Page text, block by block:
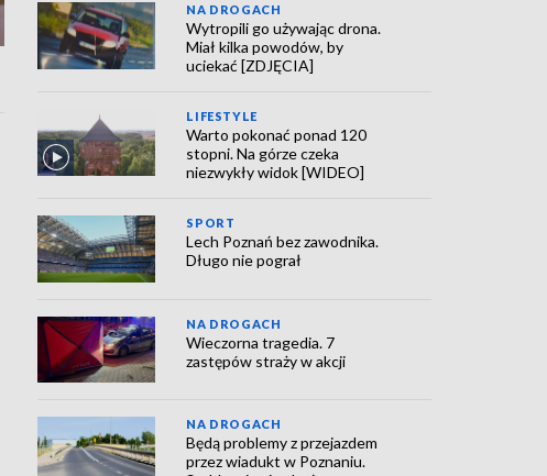
NA DROGACH
Wytropili go używając drona.
Miał kilka powodów, by
uciekać [ZDJĘCIA]
LIFESTYLE
Warto pokonać ponad 120
stopni. Na górze czeka
niezwykły widok [WIDEO]
SPORT
Lech Poznań bez zawodnika.
Długo nie pograł
NA DROGACH
Wieczorna tragedia. 7
zastępów straży w akcji
NA DROGACH
Będą problemy z przejazdem
przez wiadukt w Poznaniu.